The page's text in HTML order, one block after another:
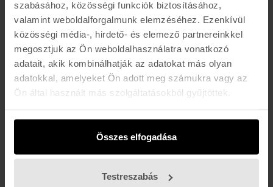
szabásához, közösségi funkciók biztosításához,
valamint weboldalforgalmunk elemzéséhez. Ezenkívül
közösségi média-, hirdető- és elemező partnereinkkel
megosztjuk az Ön weboldalhasználatra vonatkozó
adatait, akik kombinálhatják az adatokat más olyan
adatokkal, amelyeket Ön adott meg számukra vagy az
Ön által használt más szolgáltatásokból gyűjtöttek.
Összes elfogadása
Testreszabás
SIDAS
RUN CUSTOM
WINTER+ 3D
25.990 Ft